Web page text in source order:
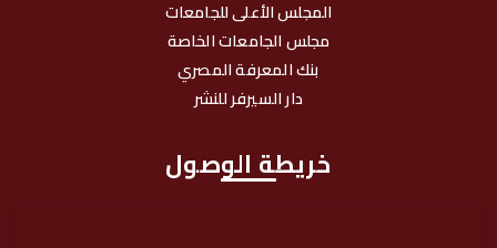
المجلس الأعلى للجامعات
مجلس الجامعات الخاصة
بنك المعرفة المصري
دار السيرفر للنشر
خريطة الوصول